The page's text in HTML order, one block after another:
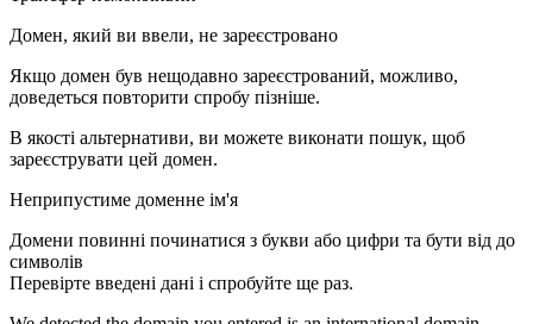
Домен, який ви ввели, не зареєстровано
Якщо домен був нещодавно зареєстрований, можливо,
доведеться повторити спробу пізніше.
В якості альтернативи, ви можете виконати пошук, щоб
зареєструвати цей домен.
Неприпустиме доменне ім'я
Домени повинні починатися з букви або цифри та бути від до
символів
Перевірте введені дані і спробуйте ще раз.